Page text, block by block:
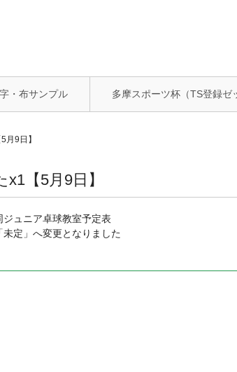
・布サンプル 多摩スポーツ杯（TS登録ゼ
月9日】
【5月9日】
ュニア卓球教室予定表
定」へ変更となりました